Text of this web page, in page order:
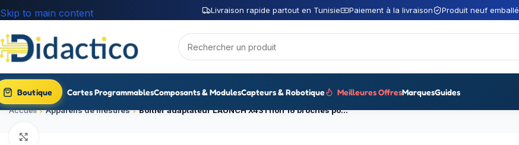
Livraison rapide partout en Tunisie Paiement à la livraison Produit neuf emballé
Skip to main content
Boutique Cartes ProgrammablesComposants & ModulesCapteurs & Robotique Meilleures OffresMarquesGuides
Accueil Appareils de mesures Boitier adaptateur LAUNCH X431 non 16 broches pour PRO V5.0